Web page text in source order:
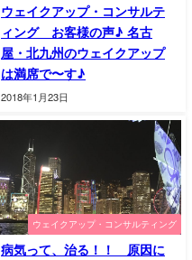
ウェイクアップ・コンサルテ
ィング お客様の声♪ 名古
屋・北九州のウェイクアップ
は満席で〜す♪
2018年1月23日
ウェイクアップ・コンサルティング
病気って、治る！！ 原因に